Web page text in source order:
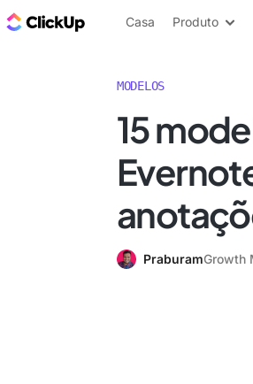
ClickUp Blogue
Casa Produto
MODELOS
15
PraburamGrowth